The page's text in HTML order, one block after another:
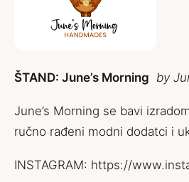
ŠTAND: June’s Morning by
June’s Morning se bavi
ručno rađeni modni dodatci i
INSTAGRAM: https://